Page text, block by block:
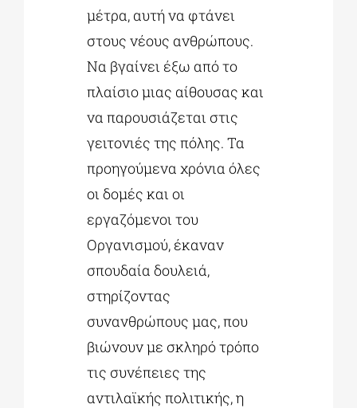
μέτρα, αυτή να φτάνει
στους νέους ανθρώπους.
Να βγαίνει έξω από το
πλαίσιο μιας αίθουσας και
να παρουσιάζεται στις
γειτονιές της πόλης. Τα
προηγούμενα χρόνια όλες
οι δομές και οι
εργαζόμενοι του
Οργανισμού, έκαναν
σπουδαία δουλειά,
στηρίζοντας
συνανθρώπους μας, που
βιώνουν με σκληρό τρόπο
τις συνέπειες της
αντιλαϊκής πολιτικής, η